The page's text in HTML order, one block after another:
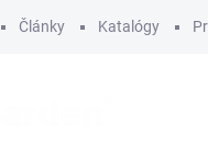
Články Katalógy